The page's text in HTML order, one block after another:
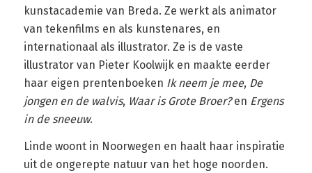
kunstacademie van Breda. Ze werkt als animator
van tekenfilms en als kunstenares, en
internationaal als illustrator. Ze is de vaste
illustrator van Pieter Koolwijk en maakte eerder
haar eigen prentenboeken Ik neem je mee, De
jongen en de walvis, Waar is Grote Broer?en Ergens
in de sneeuw.
Linde woont in Noorwegen en haalt haar inspiratie
uit de ongerepte natuur van het hoge noorden.